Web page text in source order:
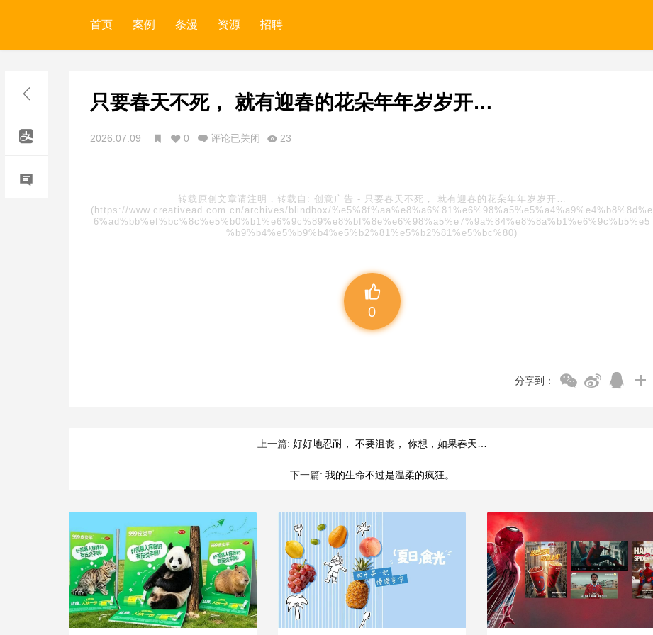
首页 案例 条漫 资源 招聘
只要春天不死， 就有迎春的花朵年年岁岁开…
2026.07.09 0 评论已关闭 23
转载原创文章请注明，转载自: 创意广告 - 只要春天不死， 就有迎春的花朵年年岁岁开…
(https://www.creativead.com.cn/archives/blindbox/%e5%8f%aa%e8%a6%81%e6%98%a5%e5%a4%a9%e4%b8%8d%e
6%ad%bb%ef%bc%8c%e5%b0%b1%e6%9c%89%e8%bf%8e%e6%98%a5%e7%9a%84%e8%8a%b1%e6%9c%b5%e5
%b9%b4%e5%b9%b4%e5%b2%81%e5%b2%81%e5%bc%80)
0
分享到：
上一篇: 好好地忍耐， 不要沮丧， 你想，如果春天…
下一篇: 我的生命不过是温柔的疯狂。